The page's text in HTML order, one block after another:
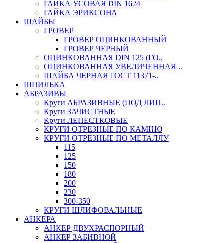
ГАЙКА УСОВАЯ DIN 1624
ГАЙКА ЭРИКСОНА
ШАЙБЫ
ГРОВЕР
ГРОВЕР ОЦИНКОВАННЫЙ
ГРОВЕР ЧЕРНЫЙ
ОЦИНКОВАННАЯ DIN 125 (ГО..
ОЦИНКОВАННАЯ УВЕЛИЧЕННАЯ ..
ШАЙБА ЧЕРНАЯ ГОСТ 11371-..
ШПИЛЬКА
АБРАЗИВЫ
Круги АБРАЗИВНЫЕ (ПОД ЛИП..
Круги ЗАЧИСТНЫЕ
Круги ЛЕПЕСТКОВЫЕ
КРУГИ ОТРЕЗНЫЕ ПО КАМНЮ
КРУГИ ОТРЕЗНЫЕ ПО МЕТАЛЛУ
115
125
150
180
200
230
300-350
КРУГИ ШЛИФОВАЛЬНЫЕ
АНКЕРА
АНКЕР ДВУХРАСПОРНЫЙ
АНКЕР ЗАБИВНОЙ